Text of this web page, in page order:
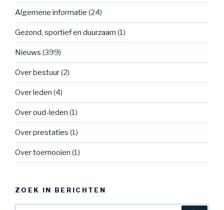
Algemene informatie (24)
Gezond, sportief en duurzaam (1)
Nieuws (399)
Over bestuur(2)
Over leden (4)
Over oud-leden (1)
Over prestaties (1)
Over toernooien (1)
ZOEK IN BERICHTEN